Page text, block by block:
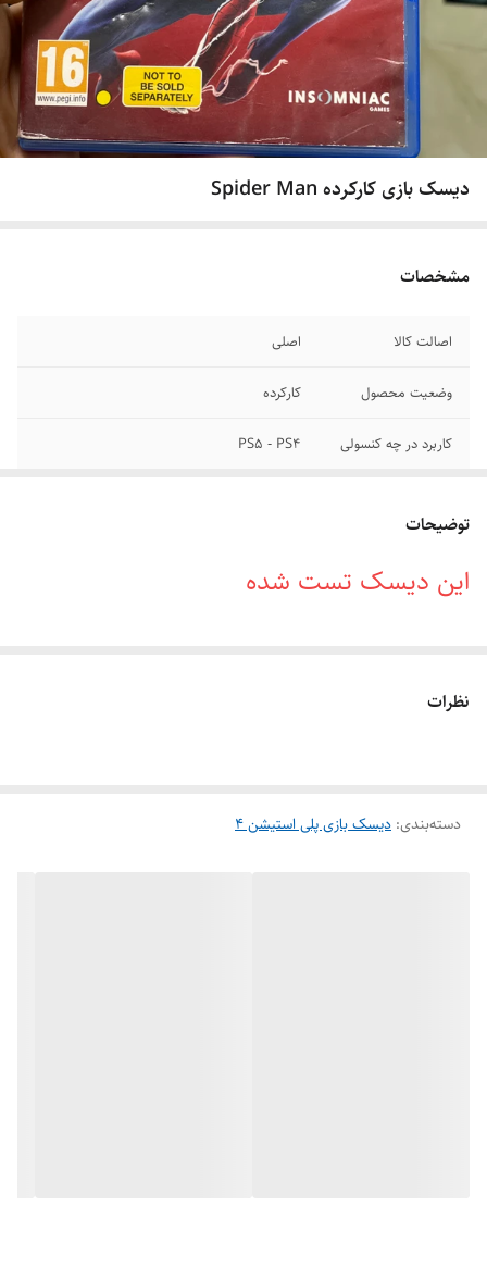
دیسک بازی کارکرده Spider Man
مشخصات
اصالت کالا اصلی
وضعیت محصول کارکرده
کاربرد در چه کنسولی PS5 - PS4
توضیحات
این دیسک تست شده
نظرات
دسته‌بندی: دیسک بازی پلی استیشن 4